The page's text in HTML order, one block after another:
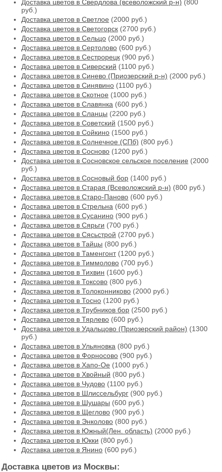
Доставка цветов в Свердлова (всеволожский р-н) (800
руб.)
Доставка цветов в Светлое (2000 руб.)
Доставка цветов в Светогорск (2700 руб.)
Доставка цветов в Сельцо (2000 руб.)
Доставка цветов в Сертолово (600 руб.)
Доставка цветов в Сестрорецк (900 руб.)
Доставка цветов в Сиверский (1100 руб.)
Доставка цветов в Синево (Приозерский р-н) (2000 руб.)
Доставка цветов в Синявино (1100 руб.)
Доставка цветов в Скотное (1000 руб.)
Доставка цветов в Славянка (600 руб.)
Доставка цветов в Сланцы (2200 руб.)
Доставка цветов в Советский (1500 руб.)
Доставка цветов в Сойкино (1500 руб.)
Доставка цветов в Солнечное (СПб) (800 руб.)
Доставка цветов в Сосново (1200 руб.)
Доставка цветов в Сосновское сельское поселение (2000
руб.)
Доставка цветов в Сосновый бор (1400 руб.)
Доставка цветов в Старая (Всеволожский р-н) (800 руб.)
Доставка цветов в Старо-Паново (600 руб.)
Доставка цветов в Стрельна (600 руб.)
Доставка цветов в Сусанино (900 руб.)
Доставка цветов в Сярьги (700 руб.)
Доставка цветов в Сясьстрой (2700 руб.)
Доставка цветов в Тайцы (800 руб.)
Доставка цветов в Таменгонт(1200 руб.)
Доставка цветов в Тиммолово (700 руб.)
Доставка цветов в Тихвин (1600 руб.)
Доставка цветов в Токсово (800 руб.)
Доставка цветов в Толоконниково (2000 руб.)
Доставка цветов в Тосно (1200 руб.)
Доставка цветов в Трубников бор (2500 руб.)
Доставка цветов в Тярлево (600 руб.)
Доставка цветов в Удальцово (Приозерский район) (1300
руб.)
Доставка цветов в Ульяновка (800 руб.)
Доставка цветов в Форносово (900 руб.)
Доставка цветов в Хапо-Ое (1000 руб.)
Доставка цветов в Хвойный (800 руб.)
Доставка цветов в Чудово (1100 руб.)
Доставка цветов в Шлиссельбург (900 руб.)
Доставка цветов в Шушары (600 руб.)
Доставка цветов в Щеглово (900 руб.)
Доставка цветов в Энколово (800 руб.)
Доставка цветов в Южный(Лен. область) (2000 руб.)
Доставка цветов в Юкки (800 руб.)
Доставка цветов в Янино (600 руб.)
Доставка цветов из Москвы: